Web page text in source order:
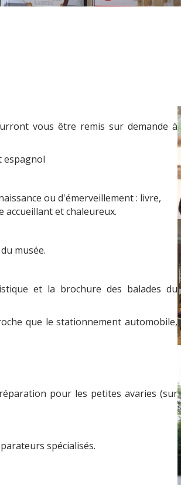
vous être remis sur demande à
espagnol
ou d'émerveillement : livre,
accueillant et chaleureux.
musée.
et la brochure des balades du
que le stationnement automobile,
pour les petites avaries (sur
spécialisés.